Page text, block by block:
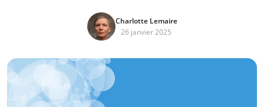
Charlotte Lemaire
26 janvier 2025